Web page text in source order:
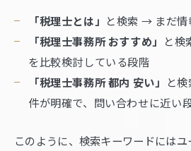
「税理士とは」 と検索 → まだ
「税理士事務所 おすすめ」 と検
を比較検討している段階
「税理士事務所 都内 安い」 と
件が明確で、問い合わせに近い
このように、検索キーワードには